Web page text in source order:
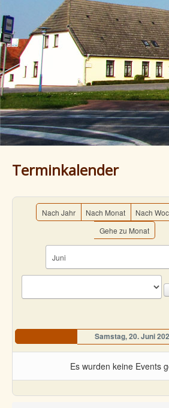
Terminkalender
Nach Jahr Nach Monat Nach
Gehe zu Monat
Samstag, 20. Juni
Es wurden keine Events